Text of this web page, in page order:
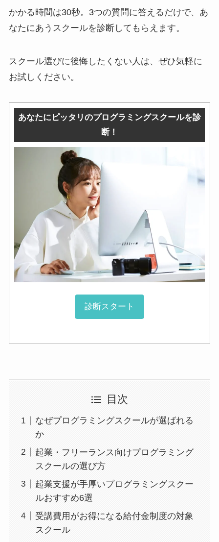
かかる時間は30秒。3つの質問に答えるだけで、あ
なたにあうスクールを診断してもらえます。
スクール選びに後悔したくない人は、ぜひ気軽に
お試しください。
あなたにピッタリのプログラミングスクールを診
断！
診断スタート
目次
なぜプログラミングスクールが選ばれる
か
起業・フリーランス向けプログラミング
スクールの選び方
起業支援が手厚いプログラミングスクー
ルおすすめ6選
受講費用がお得になる給付金制度の対象
スクール